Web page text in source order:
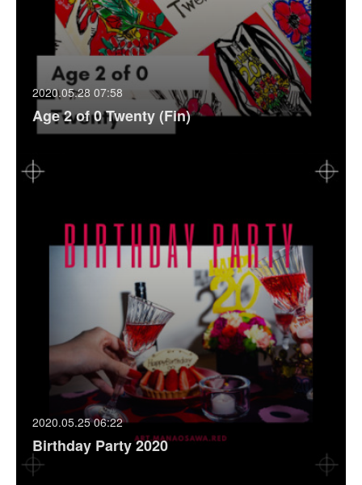
2020.05.28 07:58
Age 2 of 0 Twenty (Fin)
2020.05.25 06:22
Birthday Party 2020